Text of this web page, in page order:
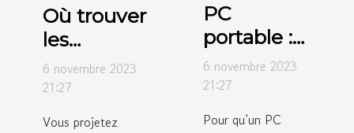
Où trouver
les
différents
types
6 novembre 2023
21:27
Vous projetez
PC
portable :
pourquoi
choisir
6 novembre 2023
21:27
Pour qu’un PC